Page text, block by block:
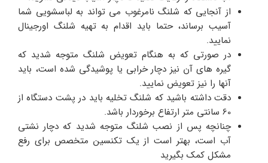
از آنجایی که شلنگ نامرغوب می تواند به لباسشویی شما
آسیب برساند، حتما باید اقدام به تهیه شلنگ اورجینال
نمایید.
در صورتی که به هنگام تعویض شلنگ متوجه شدید که
گیره های آن نیز دچار خرابی یا پوشیدگی شده است، باید
آنها را نیز تعویض نمایید.
دقت داشته باشید که شلنگ تخلیه باید در پشت دستگاه از
60 سانتی متر ارتفاع برخوردار باشد.
چنانچه پس از نصب شلنگ متوجه شدید که دچار نشتی
آب است، بهتر است از یک تکنسین متخصص برای رفع
مشکل کمک بگیرید